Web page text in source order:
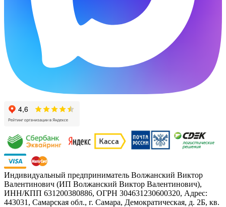
Индивидуальный предприниматель Волжанский Виктор
Валентинович (ИП Волжанский Виктор Валентинович),
ИНН/КПП 631200380886, ОГРН 304631230600320, Адрес:
443031, Самарская обл., г. Самара, Демократическая, д. 2Б, кв.